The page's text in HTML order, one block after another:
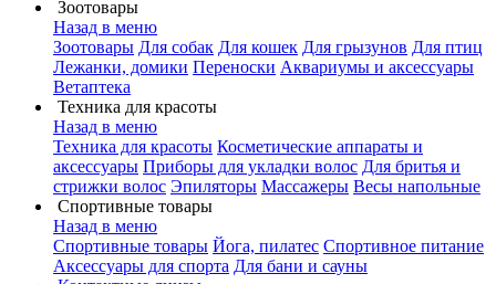
Зоотовары
Назад в меню
Зоотовары Для собак Для кошек Для грызунов Для птиц
Лежанки, домики Переноски Аквариумы и аксессуары
Ветаптека
Техника для красоты
Назад в меню
Техника для красоты Косметические аппараты и
аксессуары Приборы для укладки волос Для бритья и
стрижки волос Эпиляторы Массажеры Весы напольные
Спортивные товары
Назад в меню
Спортивные товары Йога, пилатес Спортивное питание
Аксессуары для спорта Для бани и сауны